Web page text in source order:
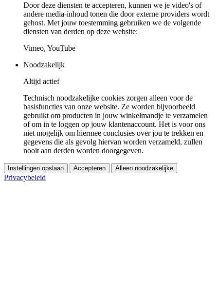
Door deze diensten te accepteren, kunnen we je video's of
andere media-inhoud tonen die door externe providers wordt
gehost. Met jouw toestemming gebruiken we de volgende
diensten van derden op deze website:
Vimeo, YouTube
Noodzakelijk
Altijd actief
Technisch noodzakelijke cookies zorgen alleen voor de
basisfuncties van onze website. Ze worden bijvoorbeeld
gebruikt om producten in jouw winkelmandje te verzamelen
of om in te loggen op jouw klantenaccount. Het is voor ons
niet mogelijk om hiermee conclusies over jou te trekken en
gegevens die als gevolg hiervan worden verzameld, zullen
nooit aan derden worden doorgegeven.
Instellingen opslaan Accepteren Alleen noodzakelijke
Privacybeleid